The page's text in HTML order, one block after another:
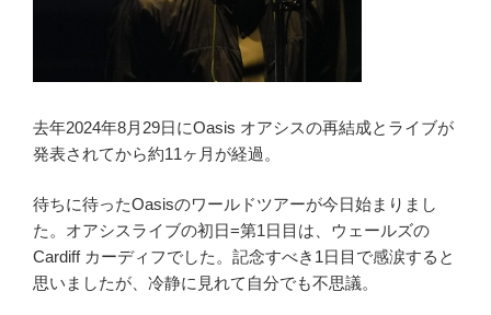
去年2024年8月29日にOasis オアシスの再結成とライブが
発表されてから約11ヶ月が経過。
待ちに待ったOasisのワールドツアーが今日始まりまし
た。オアシスライブの初日=第1日目は、ウェールズの
Cardiff カーディフでした。記念すべき1日目で感涙すると
思いましたが、冷静に見れて自分でも不思議。